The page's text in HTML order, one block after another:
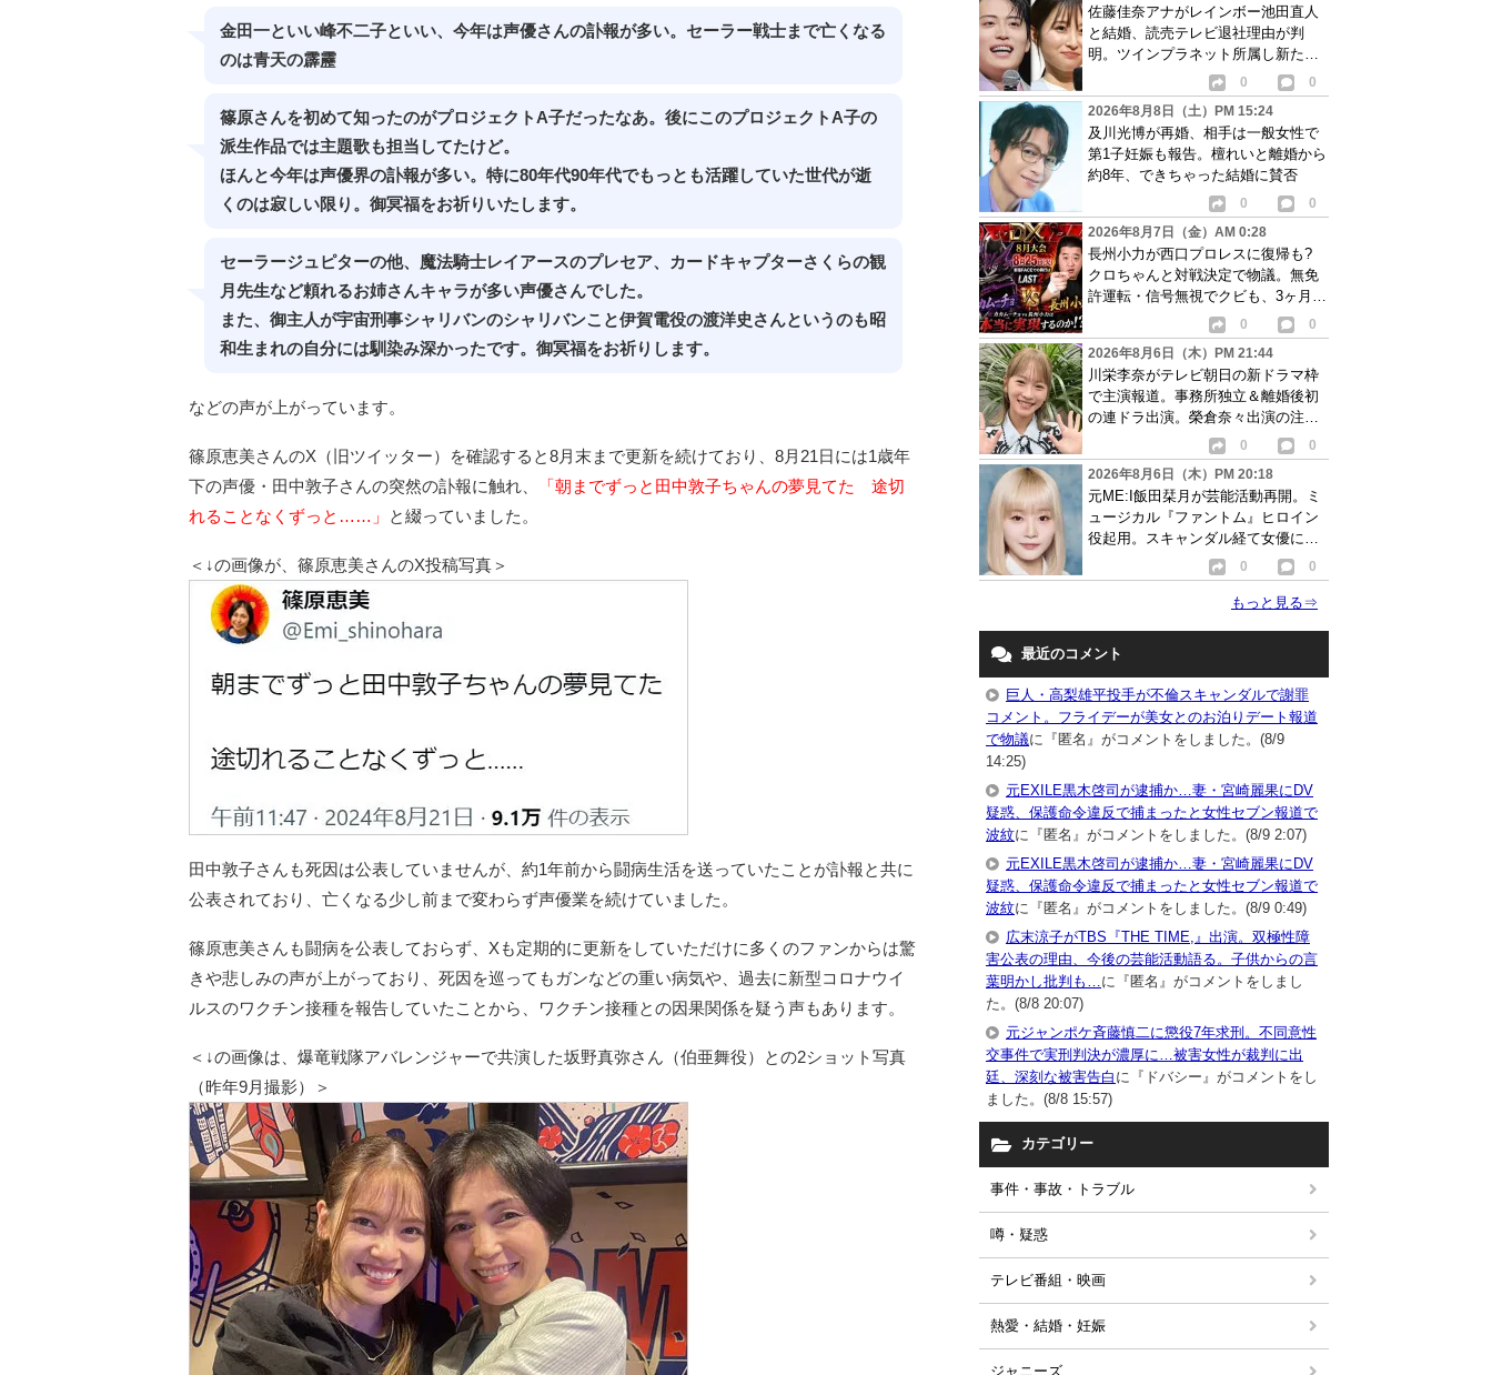
金田一といい峰不二子といい、今年は声優さんの訃報が多い。セーラー戦士まで亡くなる
のは青天の霹靂
篠原さんを初めて知ったのがプロジェクトA子だったなあ。後にこのプロジェクトA子の
派生作品では主題歌も担当してたけど。
ほんと今年は声優界の訃報が多い。特に80年代90年代でもっとも活躍していた世代が逝
くのは寂しい限り。御冥福をお祈りいたします。
セーラージュピターの他、魔法騎士レイアースのプレセア、カードキャプターさくらの観
月先生など頼れるお姉さんキャラが多い声優さんでした。
また、御主人が宇宙刑事シャリバンのシャリバンこと伊賀電役の渡洋史さんというのも昭
和生まれの自分には馴染み深かったです。御冥福をお祈りします。
などの声が上がっています。
篠原恵美さんのX（旧ツイッター）を確認すると8月末まで更新を続けており、8月21日には1歳年
下の声優・田中敦子さんの突然の訃報に触れ、
「朝までずっと田中敦子ちゃんの夢見てた 途切
れることなくずっと……」
と綴っていました。
＜↓の画像が、篠原恵美さんのX投稿写真＞
田中敦子さんも死因は公表していませんが、約1年前から闘病生活を送っていたことが訃報と共に
公表されており、亡くなる少し前まで変わらず声優業を続けていました。
篠原恵美さんも闘病を公表しておらず、Xも定期的に更新をしていただけに多くのファンからは驚
きや悲しみの声が上がっており、死因を巡ってもガンなどの重い病気や、過去に新型コロナウイ
ルスのワクチン接種を報告していたことから、ワクチン接種との因果関係を疑う声もあります。
＜↓の画像は、爆竜戦隊アバレンジャーで共演した坂野真弥さん（伯亜舞役）との2ショット写真
（昨年9月撮影）＞
佐藤佳奈アナがレインボー池田直人
と結婚、読売テレビ退社理由が判
明。ツインプラネット所属し新たな
0
0
2026年8月8日（土）PM 15:24
及川光博が再婚、相手は一般女性で
第1子妊娠も報告。檀れいと離婚から
約8年、できちゃった結婚に賛否
0
0
2026年8月7日（金）AM 0:28
長州小力が西口プロレスに復帰も?
クロちゃんと対戦決定で物議。無免
許運転・信号無視でクビも、3ヶ月で
0
0
2026年8月6日（木）PM 21:44
川栄李奈がテレビ朝日の新ドラマ枠
で主演報道。事務所独立＆離婚後初
の連ドラ出演。榮倉奈々出演の注目
0
0
2026年8月6日（木）PM 20:18
元ME:I飯田栞月が芸能活動再開。ミ
ュージカル『ファントム』ヒロイン
役起用。スキャンダル経て女優に転
0 0
もっと見る⇒
最近のコメント
巨人・高梨雄平投手が不倫スキャンダルで謝罪
コメント。フライデーが美女とのお泊りデート報道
で物議に『匿名』がコメントをしました。(8/9
14:25)
元EXILE黒木啓司が逮捕か…妻・宮崎麗果にDV
疑惑、保護命令違反で捕まったと女性セブン報道で
波紋に『匿名』がコメントをしました。(8/9 2:07)
元EXILE黒木啓司が逮捕か…妻・宮崎麗果にDV
疑惑、保護命令違反で捕まったと女性セブン報道で
波紋に『匿名』がコメントをしました。(8/9 0:49)
広末涼子がTBS『THE TIME,』出演。双極性障
害公表の理由、今後の芸能活動語る。子供からの言
葉明かし批判も… に『匿名』がコメントをしまし
た。(8/8 20:07)
元ジャンポケ斉藤慎二に懲役7年求刑。不同意性
交事件で実刑判決が濃厚に…被害女性が裁判に出
廷、深刻な被害告白 に『ドバシー』がコメントをし
ました。(8/8 15:57)
カテゴリー
事件・事故・トラブル
噂・疑惑
テレビ番組・映画
熱愛・結婚・妊娠
ジャニーズ